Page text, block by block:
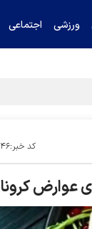
ورزشی اجتماعی
کد خبر:۷۲۷۷۴۶
عوارض کرونا